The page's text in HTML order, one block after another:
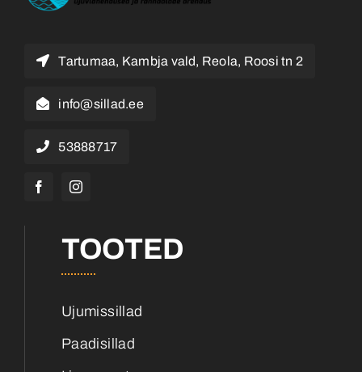
Tartumaa, Kambja vald, Reola, Roosi tn 2
info@sillad.ee
53888717
TOOTED
Ujumissillad
Paadisillad